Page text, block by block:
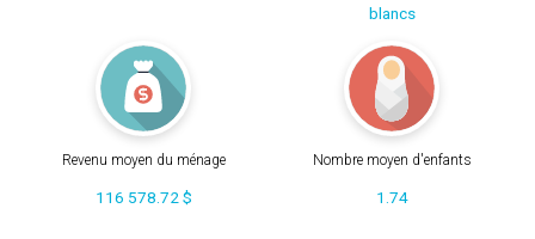
blancs
Revenu moyen du ménage
116 578.72 $
Nombre moyen d'enfants
1.74